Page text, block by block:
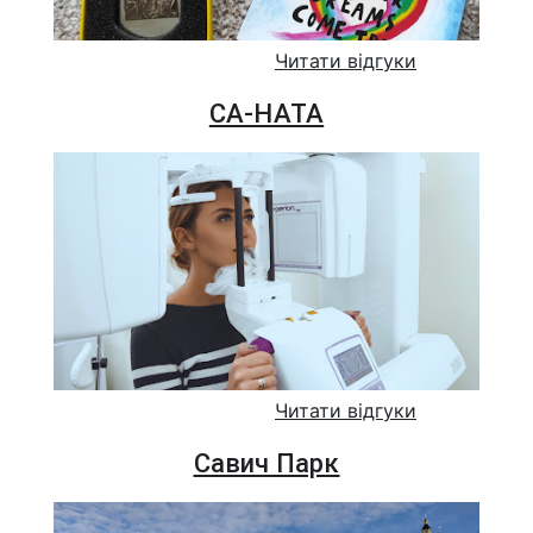
Читати відгуки
СА-НАТА
Читати відгуки
Савич Парк